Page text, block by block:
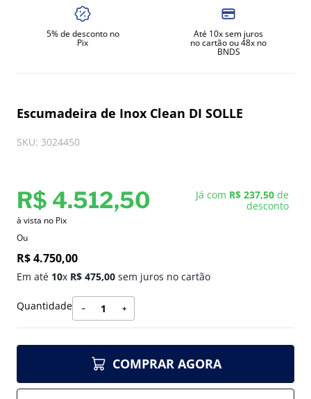
5% de desconto no
Pix
Até 10x sem juros
no cartão ou 48x no
BNDS
Escumadeira de Inox Clean DI SOLLE
SKU: 3024450
R$ 4.512,50 Já com R$ 237,50 de
desconto
à vista no Pix
Ou
R$4.750,00
Em até 10x R$ 475,00 sem juros no cartão
Quantidade ＋
－
COMPRAR AGORA